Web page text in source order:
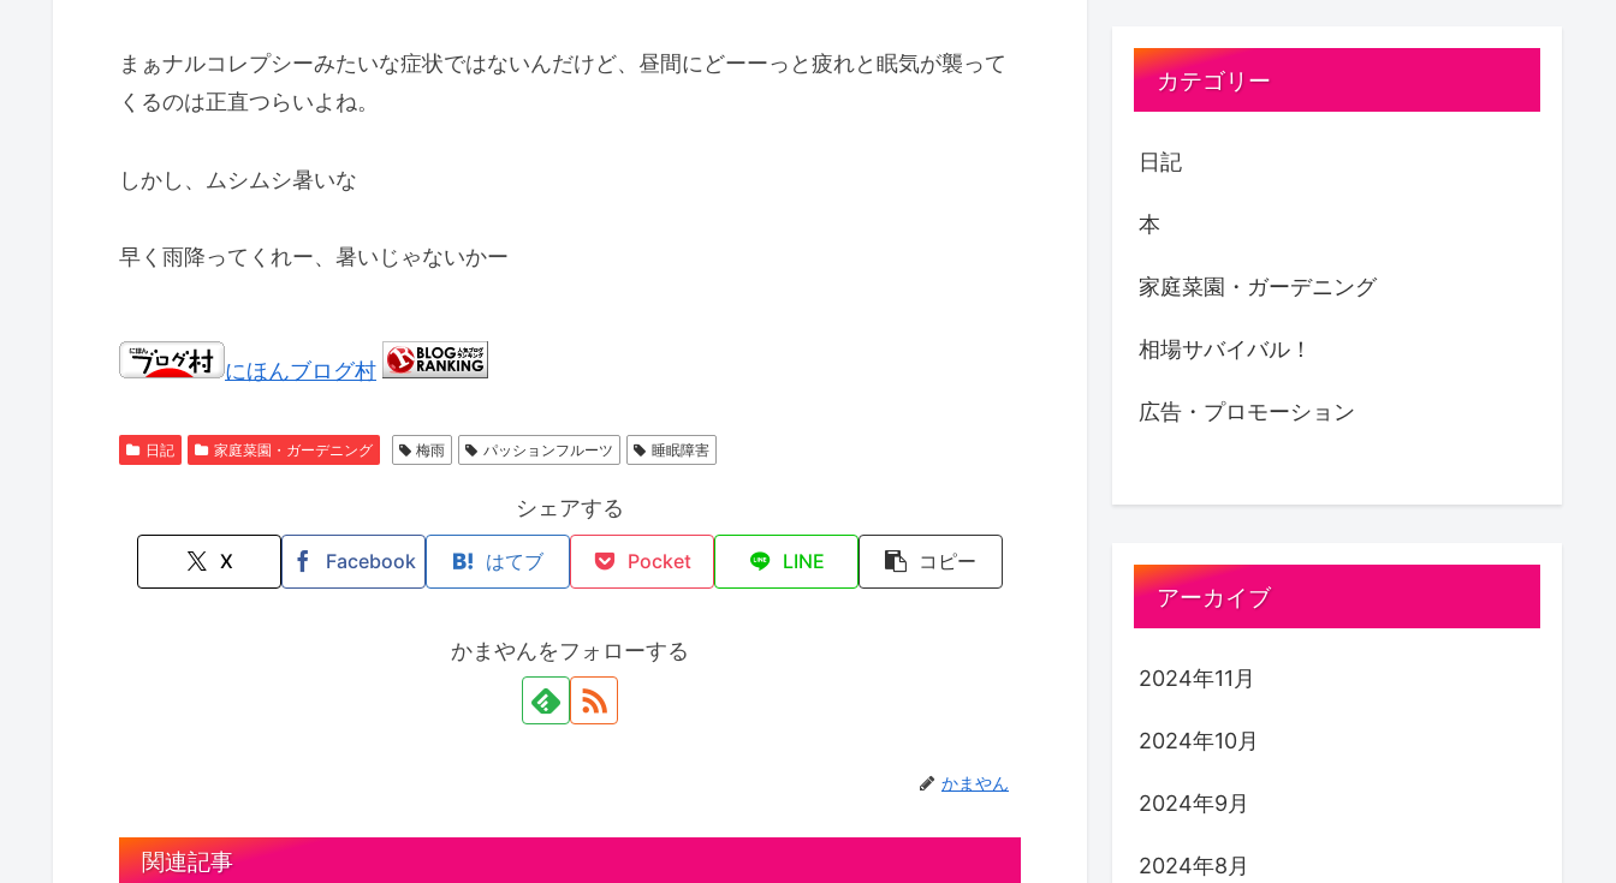
まぁナルコレプシーみたいな症状ではないんだけど、昼間にどーーっと疲れと眠気が襲って
くるのは正直つらいよね。
しかし、ムシムシ暑いな
早く雨降ってくれー、暑いじゃないかー
にほんブログ村
日記 家庭菜園・ガーデニング 梅雨 パッションフルーツ 睡眠障害
シェアする
X Facebook はてブ Pocket LINE コピー
かまやんをフォローする
かまやん
関連記事
カテゴリー
日記
本
家庭菜園・ガーデニング
相場サバイバル！
広告・プロモーション
アーカイブ
2024年11月
2024年10月
2024年9月
2024年8月